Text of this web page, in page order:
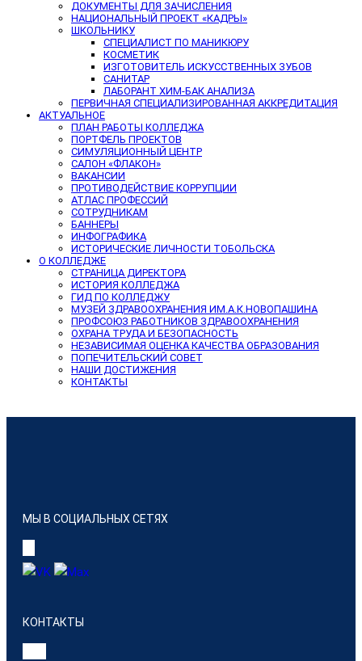
ДОКУМЕНТЫ ДЛЯ ЗАЧИСЛЕНИЯ
НАЦИОНАЛЬНЫЙ ПРОЕКТ «КАДРЫ»
ШКОЛЬНИКУ
СПЕЦИАЛИСТ ПО МАНИКЮРУ
КОСМЕТИК
ИЗГОТОВИТЕЛЬ ИСКУССТВЕННЫХ ЗУБОВ
САНИТАР
ЛАБОРАНТ ХИМ-БАК АНАЛИЗА
ПЕРВИЧНАЯ СПЕЦИАЛИЗИРОВАННАЯ АККРЕДИТАЦИЯ
АКТУАЛЬНОЕ
ПЛАН РАБОТЫ КОЛЛЕДЖА
ПОРТФЕЛЬ ПРОЕКТОВ
СИМУЛЯЦИОННЫЙ ЦЕНТР
САЛОН «ФЛАКОН»
ВАКАНСИИ
ПРОТИВОДЕЙСТВИЕ КОРРУПЦИИ
АТЛАС ПРОФЕССИЙ
СОТРУДНИКАМ
БАННЕРЫ
ИНФОГРАФИКА
ИСТОРИЧЕСКИЕ ЛИЧНОСТИ ТОБОЛЬСКА
О КОЛЛЕДЖЕ
СТРАНИЦА ДИРЕКТОРА
ИСТОРИЯ КОЛЛЕДЖА
ГИД ПО КОЛЛЕДЖУ
МУЗЕЙ ЗДРАВООХРАНЕНИЯ ИМ.А.К.НОВОПАШИНА
ПРОФСОЮЗ РАБОТНИКОВ ЗДРАВООХРАНЕНИЯ
ОХРАНА ТРУДА И БЕЗОПАСНОСТЬ
НЕЗАВИСИМАЯ ОЦЕНКА КАЧЕСТВА ОБРАЗОВАНИЯ
ПОПЕЧИТЕЛЬСКИЙ СОВЕТ
НАШИ ДОСТИЖЕНИЯ
КОНТАКТЫ
МЫ В СОЦИАЛЬНЫХ СЕТЯХ
КОНТАКТЫ